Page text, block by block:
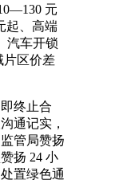
元
起、高端
汽车开锁
片区价差
终止合
通记实，
管局赞扬
扬 24 小
置绿色通